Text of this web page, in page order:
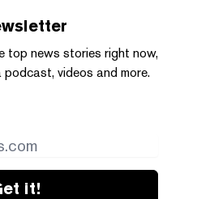
top news stories right now,
videos and more.
it!